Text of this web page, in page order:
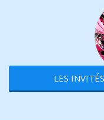
LES